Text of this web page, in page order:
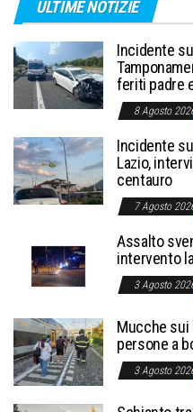
ULTIME NOTIZIE
Incidente
feriti padre
8 Agosto
Incidente
Lazio,
centauro
7 Agosto
Assalto
intervento
3 Agosto
Mucche sui
persone a
3 Agosto